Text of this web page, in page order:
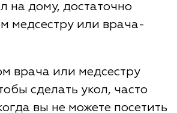
на дому, достаточно
медсестру или врача-
врача или медсестру
сделать укол, часто
вы не можете посетить